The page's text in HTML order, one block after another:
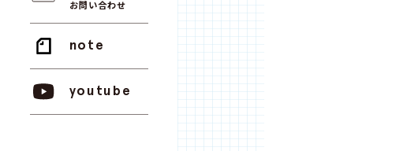
お問い合わせ
note
youtube